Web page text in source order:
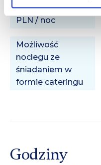
dziecięce: 100,00
PLN / noc
Możliwość
noclegu ze
śniadaniem w
formie cateringu
Godziny